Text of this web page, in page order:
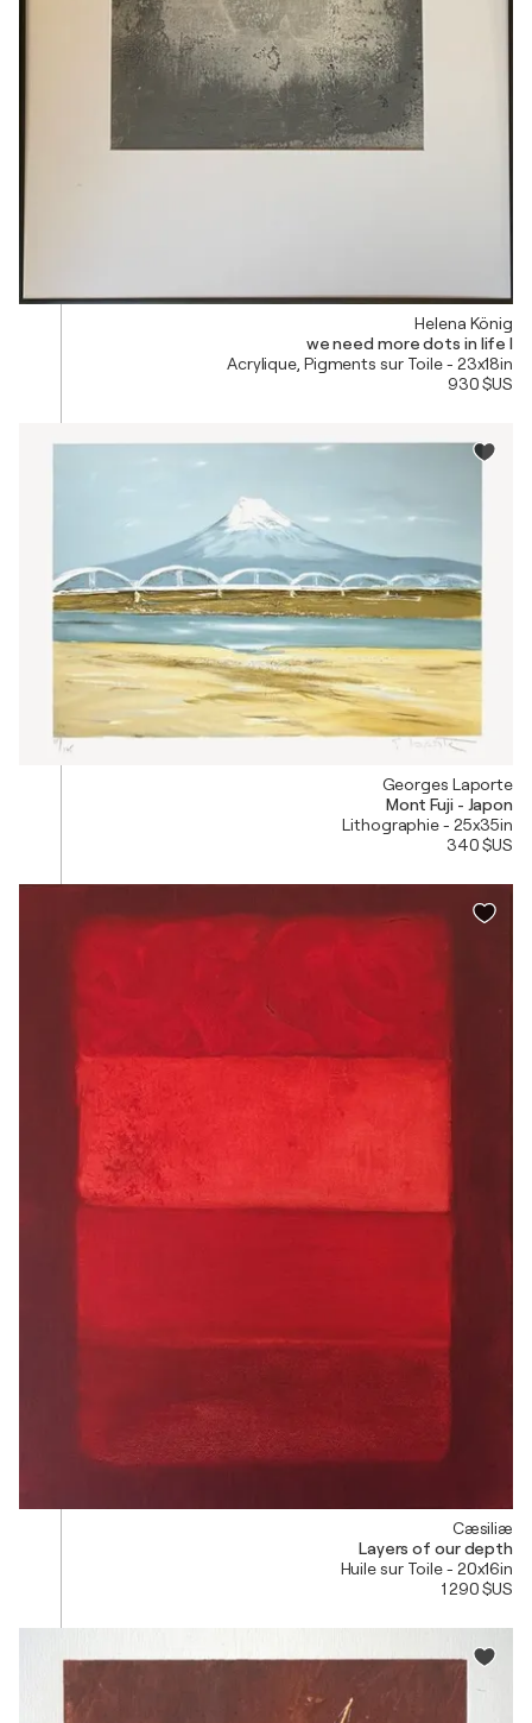
Helena König
we need more dots in life I
Acrylique, Pigments sur Toile - 23x18in
930 $US
Georges Laporte
Mont Fuji - Japon
Lithographie - 25x35in
340 $US
Cæsiliæ
Layers of our depth
Huile sur Toile - 20x16in
1 290 $US